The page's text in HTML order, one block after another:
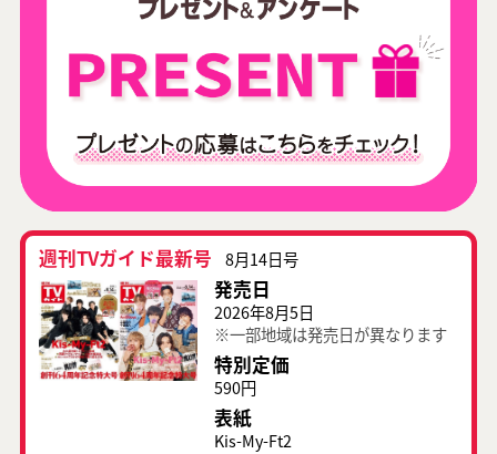
週刊TVガイド最新号 8月14日号
発売日
2026年8月5日
※一部地域は発売日が異なります
特別定価
590円
表紙
Kis-My-Ft2